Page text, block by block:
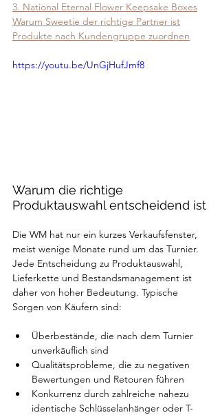
3. National Eternal Flower Keepsake Boxes
Warum Sweetie der richtige Partner ist
Produkte nach Kundengruppe zuordnen
https://youtu.be/UnGjHufJmf8
Warum die richtige
Produktauswahl entscheidend ist
Die WM hat nur ein kurzes Verkaufsfenster,
meist wenige Monate rund um das Turnier.
Jede Entscheidung zu Produktauswahl,
Lieferkette und Bestandsmanagement ist
daher von hoher Bedeutung. Typische
Sorgen von Käufern sind:
Überbestände, die nach dem Turnier
unverkäuflich sind
Qualitätsprobleme, die zu negativen
Bewertungen und Retouren führen
Konkurrenz durch zahlreiche nahezu
identische Schlüsselanhänger oder T-